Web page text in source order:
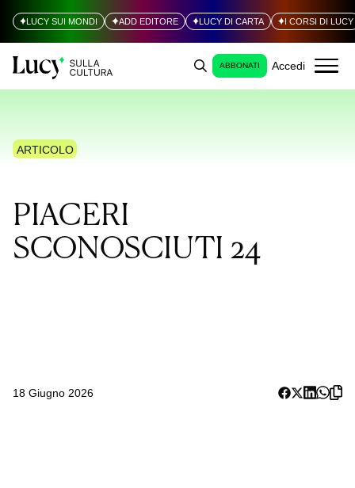
LUCY SUI MONDI ADD EDITORE LUCY DI CARTA I CORSI DI LUCY
ABBONATI Accedi
ARTICOLO
PIACERI
SCONOSCIUTI 24
18 Giugno 2026